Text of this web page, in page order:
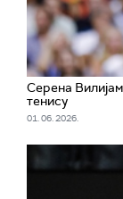
Серена
тенису
01. 06. 2026.